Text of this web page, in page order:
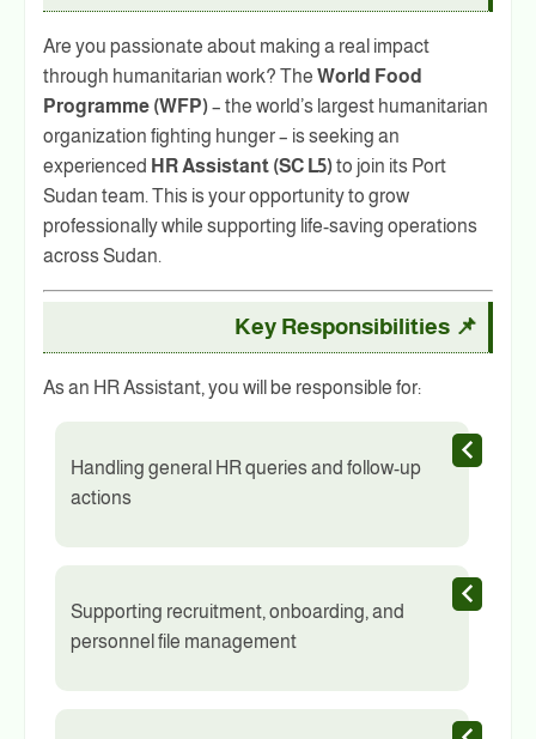
Are you passionate about making a real impact
through humanitarian work? The World Food
Programme (WFP)– the world’s largest humanitarian
organization fighting hunger – is seeking an
experienced HR Assistant (SC L5)to join its Port
Sudan team. This is your opportunity to grow
professionally while supporting life-saving operations
across Sudan.
📌 Key Responsibilities
As an HR Assistant, you will be responsible for:
Handling general HR queries and follow-up
actions
Supporting recruitment, onboarding, and
personnel file management